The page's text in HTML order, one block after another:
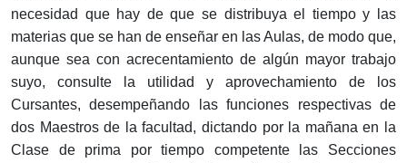
necesidad que hay de que se distribuya el tiempo y las
materias que se han de enseñar en las Aulas, de modo que,
aunque sea con acrecentamiento de algún mayor trabajo
suyo, consulte la utilidad y aprovechamiento de los
Cursantes, desempeñando las funciones respectivas de
dos Maestros de la facultad, dictando por la mañana en la
Clase de prima por tiempo competente las Secciones